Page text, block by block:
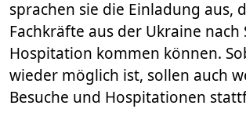
sprachen sie die Einladung aus,
Fachkräfte aus der Ukraine
Hospitation kommen können.
wieder möglich ist, sollen auch
Besuche und Hospitationen